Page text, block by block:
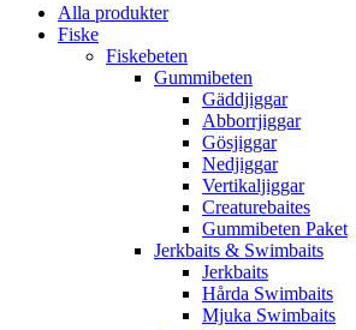
Alla produkter
Fiske
Fiskebeten
Gummibeten
Gäddjiggar
Abborrjiggar
Gösjiggar
Nedjiggar
Vertikaljiggar
Creaturebaites
Gummibeten Paket
Jerkbaits & Swimbaits
Jerkbaits
Hårda Swimbaits
Mjuka Swimbaits